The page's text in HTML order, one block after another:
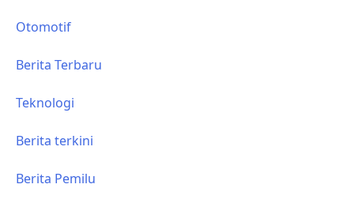
Otomotif
Berita Terbaru
Teknologi
Berita terkini
Berita Pemilu